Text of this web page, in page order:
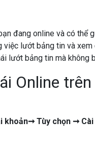
đang online và có thể
lướt bảng tin và xem
lướt bảng tin mà không
Online trên
khoản➞ Tùy chọn ➞